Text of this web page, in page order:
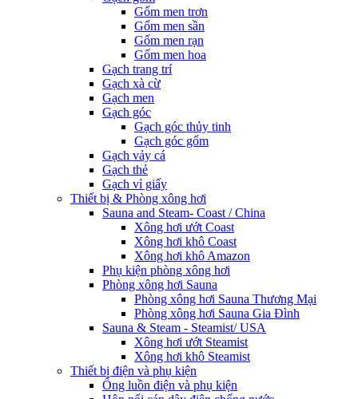
Gốm men trơn
Gốm men sần
Gốm men rạn
Gốm men hoa
Gạch trang trí
Gạch xà cừ
Gạch men
Gạch góc
Gạch góc thủy tinh
Gạch góc gốm
Gạch vảy cá
Gạch thẻ
Gạch vỉ giấy
Thiết bị & Phòng xông hơi
Sauna and Steam- Coast / China
Xông hơi ướt Coast
Xông hơi khô Coast
Xông hơi khô Amazon
Phụ kiện phòng xông hơi
Phòng xông hơi Sauna
Phòng xông hơi Sauna Thương Mại
Phòng xông hơi Sauna Gia Đình
Sauna & Steam - Steamist/ USA
Xông hơi ướt Steamist
Xông hơi khô Steamist
Thiết bị điện và phụ kiện
Ống luồn điện và phụ kiện